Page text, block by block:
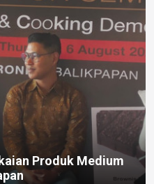
Produk Medium